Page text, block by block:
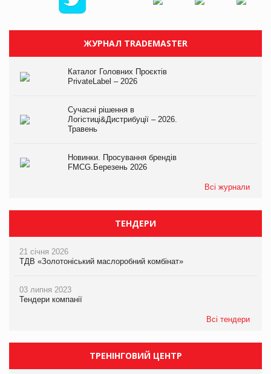
ЖУРНАЛ TRADEMASTER
Каталог Головних Проєктів
PrivateLabel – 2026
Сучасні рішення в
Логістиці&Дистрибуції – 2026.
Травень
Новинки. Просування брендів
FMCG.Березень 2026
Всі журнали
ТЕНДЕРИ
21 січня 2026
ТДВ «Золотоніський маслоробний комбінат»
03 липня 2023
Тендери компанії
Всі тендери
ТРЕНІНГОВИЙ ЦЕНТР